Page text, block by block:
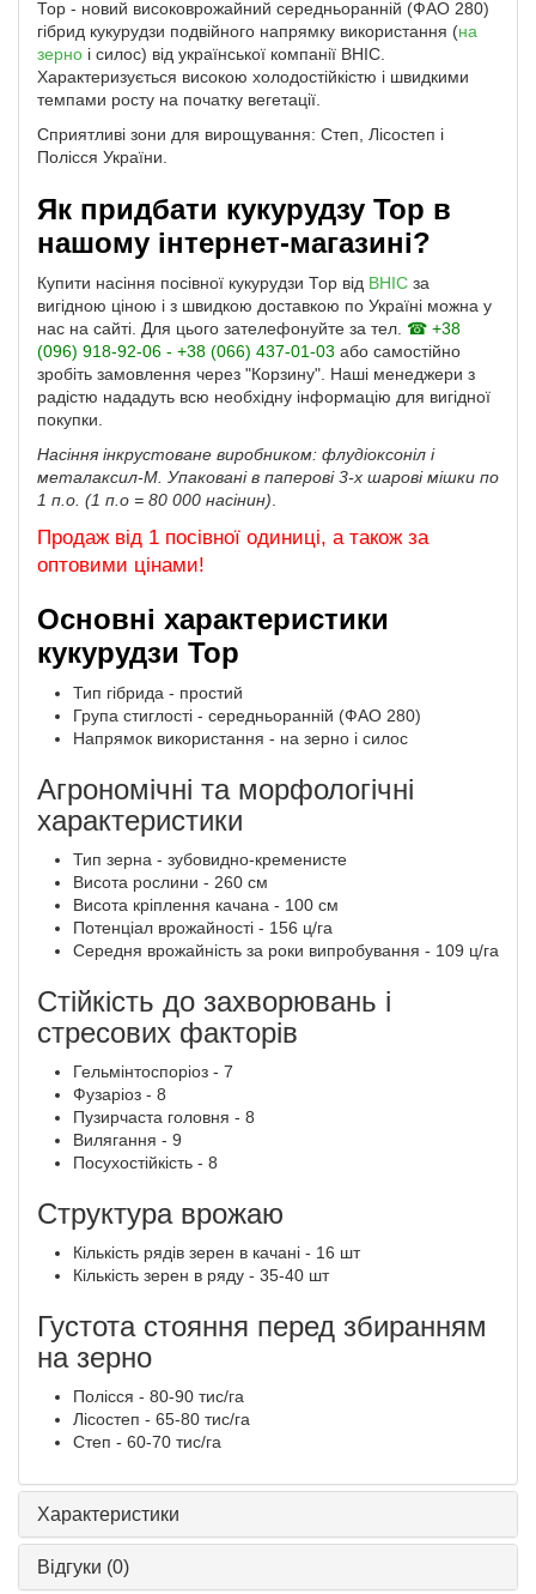
Тор - новий високоврожайний середньоранній (ФАО 280)
гібрид кукурудзи подвійного напрямку використання (на
зерно і силос) від української компанії ВНІС.
Характеризується високою холодостійкістю і швидкими
темпами росту на початку вегетації.
Сприятливі зони для вирощування: Степ, Лісостеп і
Полісся України.
Як придбати кукурудзу Тор в
нашому інтернет-магазині?
Купити насіння посівної кукурудзи Тор від ВНІС за
вигідною ціною і з швидкою доставкою по Україні можна у
нас на сайті. Для цього зателефонуйте за тел. ☎ +38
(096) 918-92-06 - +38 (066) 437-01-03 або самостійно
зробіть замовлення через "Корзину". Наші менеджери з
радістю нададуть всю необхідну інформацію для вигідної
покупки.
Насіння інкрустоване виробником: флудіоксоніл і
металаксил-М. Упаковані в паперові 3-х шарові мішки по
1 п.о. (1 п.о = 80 000 насінин)
Продаж від 1 посівної одиниці, а також за
оптовими цінами!
Основні характеристики
кукурудзи Тор
Тип гібрида - простий
Група стиглості - середньоранній (ФАО 280)
Напрямок використання - на зерно і силос
Агрономічні та морфологічні
характеристики
Тип зерна - зубовидно-кременисте
Висота рослини - 260 см
Висота кріплення качана - 100 см
Потенціал врожайності - 156 ц/га
Середня врожайність за роки випробування - 109 ц/га
Стійкість до захворювань і
стресових факторів
Гельмінтоспоріоз - 7
Фузаріоз - 8
Пузирчаста головня - 8
Вилягання - 9
Посухостійкість - 8
Структура врожаю
Кількість рядів зерен в качані - 16 шт
Кількість зерен в ряду - 35-40 шт
Густота стояння перед збиранням
на зерно
Полісся - 80-90 тис/га
Лісостеп - 65-80 тис/га
Степ - 60-70 тис/га
Характеристики
Відгуки (0)